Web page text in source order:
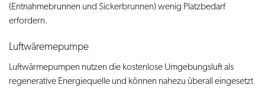
(Entnahmebrunnen und Sickerbrunnen) wenig Platzbedarf
erfordern.
Luftwäremepumpe
Luftwärmepumpen nutzen die kostenlose Umgebungsluft als
regenerative Energiequelle und können nahezu überall eingesetzt